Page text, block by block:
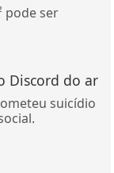
pode ser
Discord do ar
suicídio